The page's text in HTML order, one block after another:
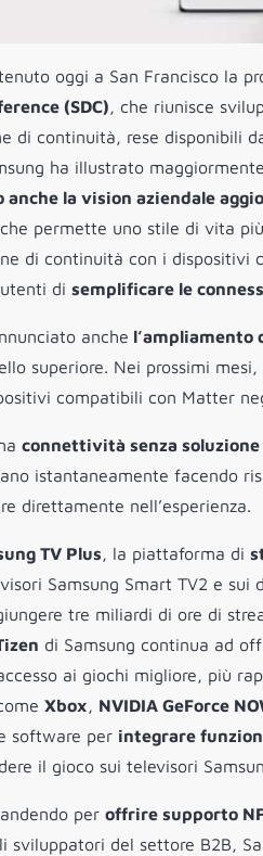
oggi a San Francisco la
(SDC), che riunisce
di continuità, rese disponibili
ha illustrato
la vision aziendale
permette uno stile di vita
di continuità con i dispositivi
di semplificare le
anche l’ampliamento
superiore. Nei prossimi
compatibili con Matter
connettività senza
istantaneamente facendo
direttamente nell’esperienza.
TV Plus, la piattaforma di
Samsung Smart TV2 e
tre miliardi di ore di
di Samsung continua ad
ai giochi migliore, più
Xbox, NVIDIA GeForce
software per integrare
il gioco sui televisori
per offrire supporto
sviluppatori del settore B2B,